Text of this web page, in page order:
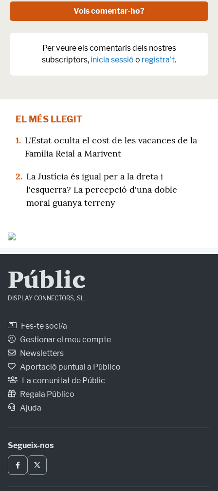
Vols comentar-ho?
Per veure els comentaris dels nostres
subscriptors, inicia sessió o registra't.
EL MÉS LLEGIT
1. L'Estat oculta el cost de les vacances de la
Família Reial a Marivent
2. La Justícia és igual per a la dreta i
l'esquerra? La percepció d'una doble
moral guanya terreny
Públic
DISPLAY CONNECTORS, SL.
Fes-te soci/a
Gestionar el meu compte
Newsletters
Aportació puntual a Público
La comunitat de Públic
Regala Público
Ajuda
Segueix-nos